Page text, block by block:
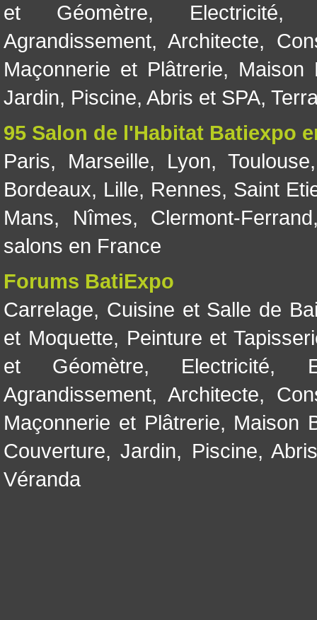
et Géomètre, Electricité
Agrandissement, Architecte,
Maçonnerie et Plâtrerie, Maison
Jardin, Piscine, Abris et SPA,
95 Salon de l'Habitat Batiexpo
Paris, Marseille, Lyon, Toulouse
Bordeaux, Lille, Rennes, Saint
Mans, Nîmes, Clermont-Ferrand
salons en France
Forums BatiExpo
Carrelage, Cuisine et Salle de
et Moquette, Peinture et
et Géomètre, Electricité,
Agrandissement, Architecte,
Maçonnerie et Plâtrerie, Maison
Couverture,Jardin, Piscine,
Véranda